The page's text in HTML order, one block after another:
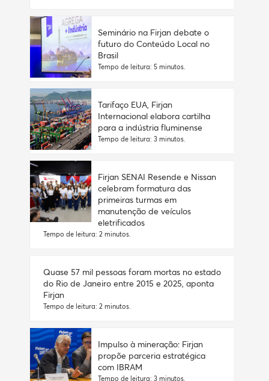
Seminário na Firjan debate o
futuro do Conteúdo Local no
Brasil
Tempo de leitura: 5 minutos.
Tarifaço EUA, Firjan
Internacional elabora cartilha
para a indústria fluminense
Tempo de leitura: 3 minutos.
Firjan SENAI Resende e Nissan
celebram formatura das
primeiras turmas em
manutenção de veículos
eletrificados
Tempo de leitura: 2 minutos.
Quase 57 mil pessoas foram mortas no estado
do Rio de Janeiro entre 2015 e 2025, aponta
Firjan
Tempo de leitura: 2 minutos.
Impulso à mineração: Firjan
propõe parceria estratégica
com IBRAM
Tempo de leitura: 3 minutos.